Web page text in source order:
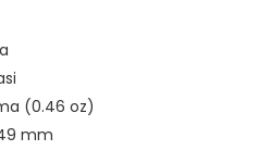
(0.46 oz)
mm